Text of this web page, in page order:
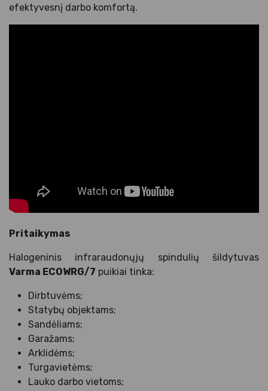
efektyvesnį darbo komfortą.
Pritaikymas
Halogeninis infraraudonųjų spindulių šildytuvas
Varma ECOWRG/7 puikiai tinka:
Dirbtuvėms;
Statybų objektams;
Sandėliams;
Garažams;
Arklidėms;
Turgavietėms;
Lauko darbo vietoms;